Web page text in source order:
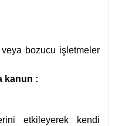
veya bozucu işletmeler
kanun :
etkileyerek kendi